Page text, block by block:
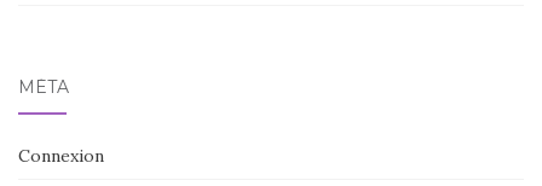
MÉTA
Connexion